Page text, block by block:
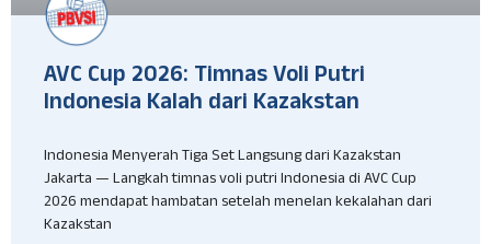
AVC Cup 2026: Timnas Voli Putri
Indonesia Kalah dari Kazakstan
Indonesia Menyerah Tiga Set Langsung dari Kazakstan
Jakarta — Langkah timnas voli putri Indonesia di AVC Cup
2026 mendapat hambatan setelah menelan kekalahan dari
Kazakstan